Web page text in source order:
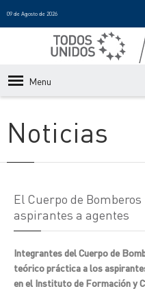
09 de Agosto de 2026
Menu
Noticias
El Cuerpo de
aspirantes a agentes
Integrantes del Cuerpo de
teórico práctica a los
en el Instituto de Formación y